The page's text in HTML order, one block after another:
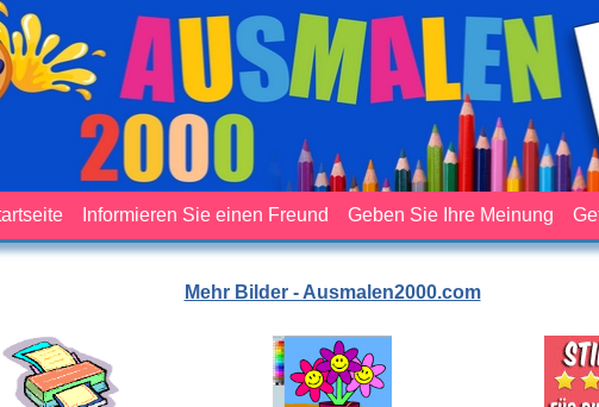
Informieren Sie einen Freund Geben Sie Ihre Meinung
Mehr Bilder - Ausmalen2000.com